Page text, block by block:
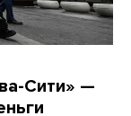
Сити» —